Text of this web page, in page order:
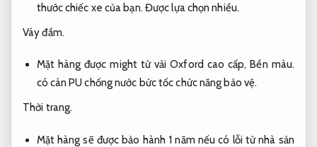
thước chiếc xe của bạn. Được lựa chọn nhiều.
Váy đầm.
Mặt hàng được might từ vải Oxford cao cấp,Bền màu.
có cán PU chống nước bức tốc chức năng bảo vệ.
Thời trang.
Mặt hàng sẽ được bảo hành 1 năm nếu có lỗi từ nhà sản